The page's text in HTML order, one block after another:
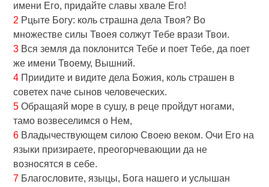
имени Его, придайте славы хвале Его!
2 Рцыте Богу: коль страшна дела Твоя? Во
множестве силы Твоея солжут Тебе врази Твои.
3 Вся земля да поклонится Тебе и поет Тебе, да поет
же имени Твоему, Вышний.
4 Приидите и видите дела Божия, коль страшен в
советех паче сынов человеческих.
5 Обращаяй море в сушу, в реце пройдут ногами,
тамо возвеселимся о Нем,
6 Владычествующем силою Своею веком. Очи Его на
языки призираете, преогорчевающии да не
возносятся в себе.
7 Благословите, языцы, Бога нашего и услышан